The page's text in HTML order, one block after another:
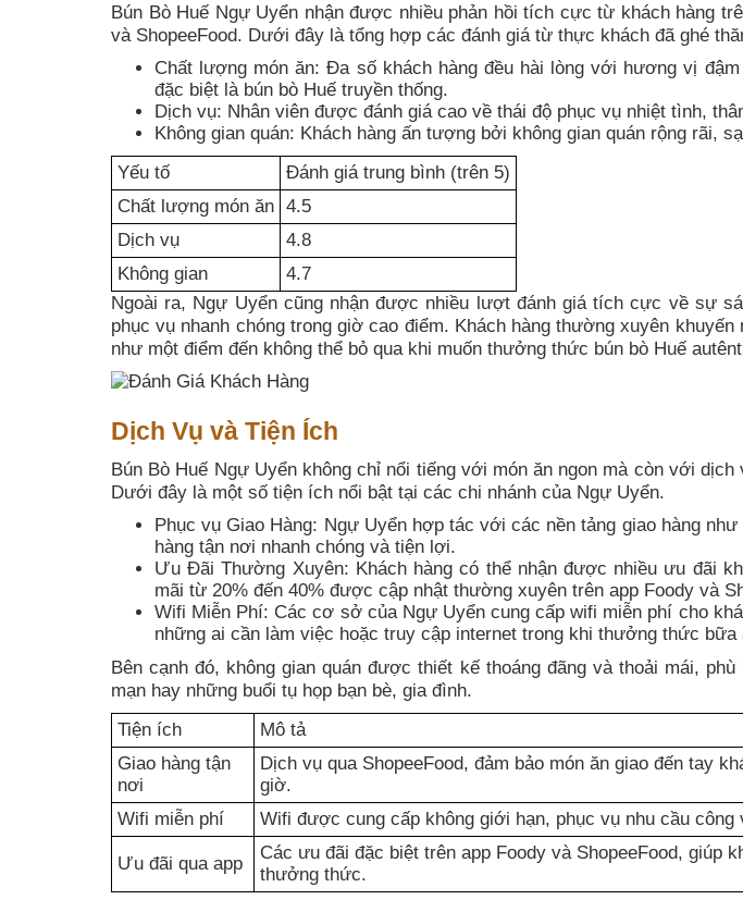
Bún Bò Huế Ngự Uyển nhận được nhiều phản hồi tích cực từ khách hàng
và ShopeeFood. Dưới đây là tổng hợp các đánh giá từ thực khách đã ghé
Chất lượng món ăn: Đa số khách hàng đều hài lòng với hương vị
đặc biệt là bún bò Huế truyền thống.
Dịch vụ: Nhân viên được đánh giá cao về thái độ phục vụ nhiệt tình,
Không gian quán: Khách hàng ấn tượng bởi không gian quán rộng rãi,
Yếu tố
Đánh giá trung bình (trên 5)
Chất lượng món ăn 4.5
Dịch vụ
4.8
Không gian
4.7
Ngoài ra, Ngự Uyển cũng nhận được nhiều lượt đánh giá tích cực về sự
phục vụ nhanh chóng trong giờ cao điểm. Khách hàng thường xuyên
như một điểm đến không thể bỏ qua khi muốn thưởng thức bún bò Huế
Dịch Vụ và Tiện Ích
Bún Bò Huế Ngự Uyển không chỉ nổi tiếng với món ăn ngon mà còn với
Dưới đây là một số tiện ích nổi bật tại các chi nhánh của Ngự Uyển.
Phục vụ Giao Hàng: Ngự Uyển hợp tác với các nền tảng giao hàng
hàng tận nơi nhanh chóng và tiện lợi.
Ưu Đãi Thường Xuyên: Khách hàng có thể nhận được nhiều ưu đãi
mãi từ 20% đến 40% được cập nhật thường xuyên trên app Foody và
Wifi Miễn Phí: Các cơ sở của Ngự Uyển cung cấp wifi miễn phí cho
những ai cần làm việc hoặc truy cập internet trong khi thưởng thức bữa
Bên cạnh đó, không gian quán được thiết kế thoáng đãng và thoải mái,
mạn hay những buổi tụ họp bạn bè, gia đình.
Tiện ích
Mô tả
Giao hàng tận
nơi
Dịch vụ qua ShopeeFood, đảm bảo món ăn giao đến tay
giờ.
Wifi miễn phí
Wifi được cung cấp không giới hạn, phục vụ nhu cầu
Ưu đãi qua app
Các ưu đãi đặc biệt trên app Foody và ShopeeFood, giúp
thưởng thức.